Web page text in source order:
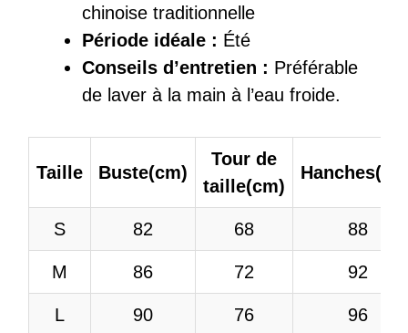
chinoise traditionnelle
Période idéale : Été
Conseils d’entretien : Préférable
de laver à la main à l’eau froide.
Taille Buste(cm)
Tour de
taille(cm)
S 82 68 88
M 86 72 92
L 90 76 96